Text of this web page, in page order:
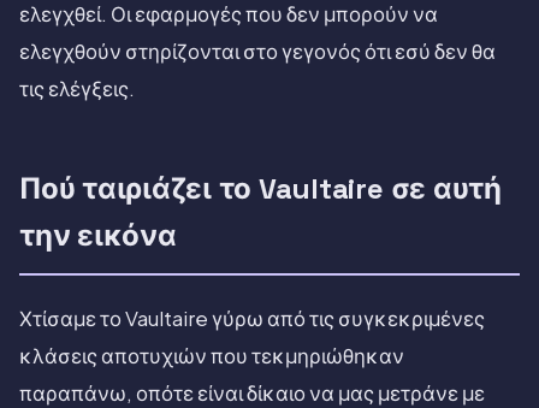
ελεγχθεί. Οι εφαρμογές που δεν μπορούν να
ελεγχθούν στηρίζονται στο γεγονός ότι εσύ δεν θα
τις ελέγξεις.
Πού ταιριάζει το Vaultaire σε αυτή
την εικόνα
Χτίσαμε το Vaultaire γύρω από τις συγκεκριμένες
κλάσεις αποτυχιών που τεκμηριώθηκαν
παραπάνω, οπότε είναι δίκαιο να μας μετράνε με